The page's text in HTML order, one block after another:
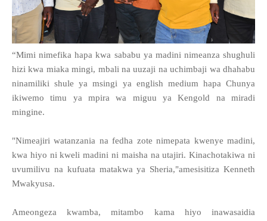
“Mimi nimefika hapa kwa sababu ya madini nimeanza shughuli
hizi kwa miaka mingi, mbali na uuzaji na uchimbaji wa dhahabu
ninamiliki shule ya msingi ya english medium hapa Chunya
ikiwemo timu ya mpira wa miguu ya Kengold na miradi
mingine.
"Nimeajiri watanzania na fedha zote nimepata kwenye madini,
kwa hiyo ni kweli madini ni maisha na utajiri. Kinachotakiwa ni
uvumilivu na kufuata matakwa ya Sheria,"amesisitiza Kenneth
Mwakyusa.
Ameongeza kwamba, mitambo kama hiyo inawasaidia